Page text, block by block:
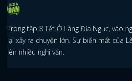
Trong tập 8 Tết Ở Làng Địa Ngục, vào
lại xảy ra chuyện lớn. Sự biến mất của
lên nhiều nghi vấn.